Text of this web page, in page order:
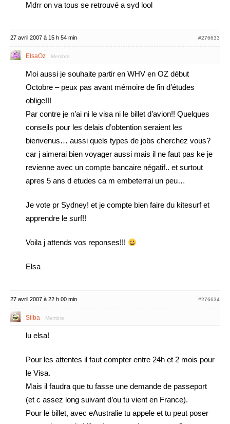
Mdrr on va tous se retrouvé a syd lool
27 avril 2007 à 15 h 54 min #276633
ElsaOz Membre
Moi aussi je souhaite partir en WHV en OZ début
Octobre – peux pas avant mémoire de fin d’études
oblige!!!
Par contre je n’ai ni le visa ni le billet d’avion!! Quelques
conseils pour les delais d’obtention seraient les
bienvenus… aussi quels types de jobs cherchez vous?
car j aimerai bien voyager aussi mais il ne faut pas ke je
revienne avec un compte bancaire négatif.. et surtout
apres 5 ans d etudes ca m embeterrai un peu…
Je vote pr Sydney! et je compte bien faire du kitesurf et
apprendre le surf!!
Voila j attends vos reponses!!!
Elsa
27 avril 2007 à 22 h 00 min #276634
Silba Membre
lu elsa!
Pour les attentes il faut compter entre 24h et 2 mois pour
le Visa.
Mais il faudra que tu fasse une demande de passeport
(et c assez long suivant d’ou tu vient en France).
Pour le billet, avec eAustralie tu appele et tu peut poser